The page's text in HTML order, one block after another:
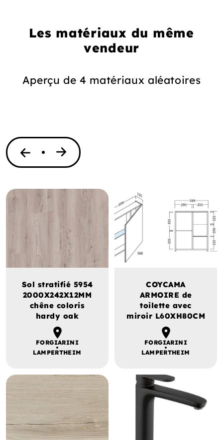
Les matériaux du même
vendeur
Aperçu de 4 matériaux aléatoires
Sol stratifié 5954
2000X242X12MM
chêne coloris
hardy oak
FORGIARINI
LAMPERTHEIM
COYCAMA
ARMOIRE de
toilette avec
miroir L60XH80CM
FORGIARINI
LAMPERTHEIM